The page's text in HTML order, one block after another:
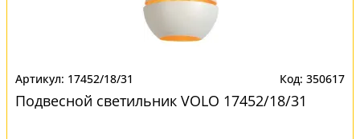
17452/18/31 350617
Подвесной светильник VOLO 17452/18/31